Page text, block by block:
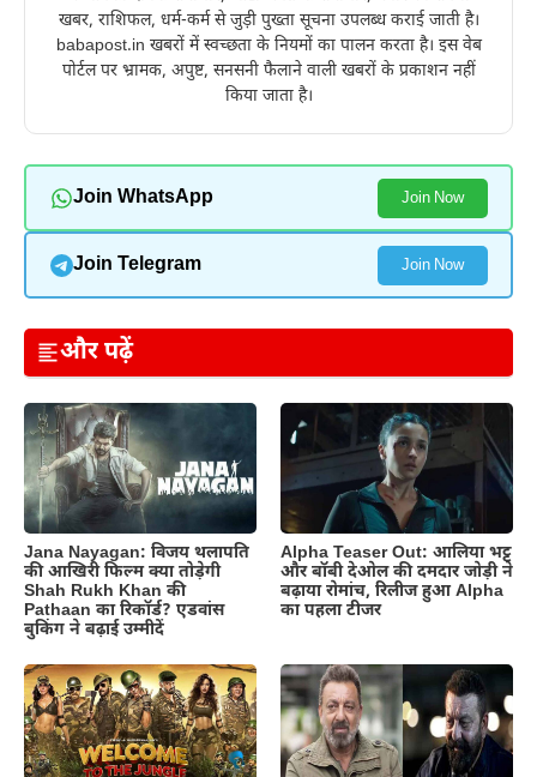
खबर, राशिफल, धर्म-कर्म से जुड़ी पुख्ता सूचना उपलब्ध कराई जाती है।
babapost.in खबरों में स्वच्छता के नियमों का पालन करता है। इस वेब
पोर्टल पर भ्रामक, अपुष्ट, सनसनी फैलाने वाली खबरों के प्रकाशन नहीं
किया जाता है।
Join WhatsApp Join Now
Join Telegram Join Now
और पढ़ें
Jana Nayagan: विजय थलापति
की आखिरी फिल्म क्या तोड़ेगी
Shah Rukh Khan की
Pathaan का रिकॉर्ड? एडवांस
बुकिंग ने बढ़ाई उम्मीदें
Alpha Teaser Out: आलिया भट्ट
और बॉबी देओल की दमदार जोड़ी ने
बढ़ाया रोमांच, रिलीज हुआ Alpha
का पहला टीजर